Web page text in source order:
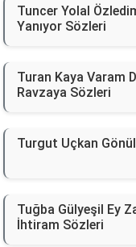
Tuncer Yolal
Yanıyor Sözleri
Turan Kaya Varam
Ravzaya Sözleri
Turgut Uçkan
Tuğba Gülyeşil Ey
İhtiram Sözleri